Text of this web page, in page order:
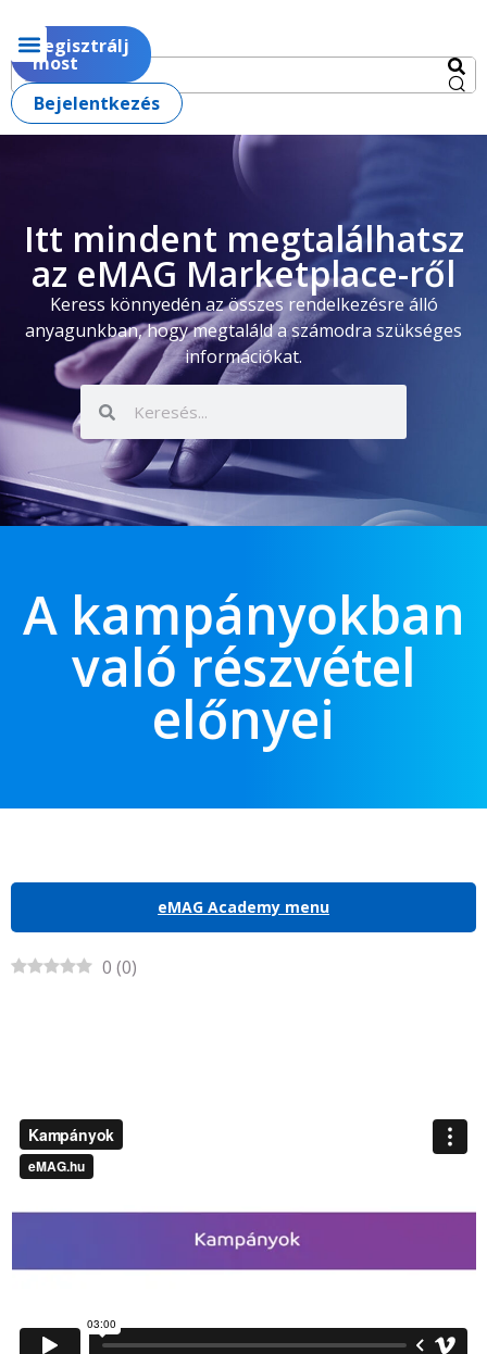
Regisztrálj
most
Bejelentkezés
Itt mindent megtalálhatsz
az eMAG Marketplace-ről
Keress könnyedén az összes rendelkezésre álló
anyagunkban, hogy megtaláld a számodra szükséges
információkat.
A kampányokban
való részvétel
előnyei
eMAG Academy menu
0 (0)